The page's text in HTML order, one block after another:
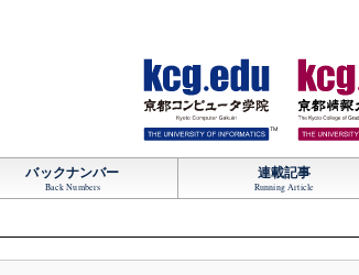
TM
バックナンバー
Back Numbers
連載記事
Running Article